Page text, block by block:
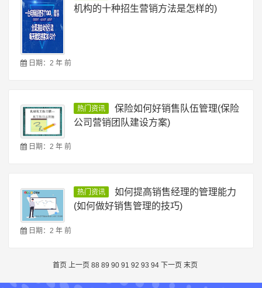
机构的十种招生营销方法是怎样的)
日期：2 年 前
热门资讯
保险如何好销售队伍管理(保险
公司营销团队建设方案)
日期：2 年 前
热门资讯
如何提高销售经理的管理能力
(如何做好销售管理的技巧)
日期：2 年 前
首页 上一页 88 89 90 91 92 93 94 下一页 末页